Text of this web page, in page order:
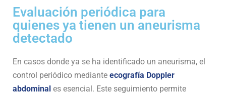
Evaluación periódica para
quienes ya tienen un aneurisma
detectado
En casos donde ya se ha identificado un aneurisma, el
control periódico mediante ecografía Doppler
abdominal es esencial. Este seguimiento permite